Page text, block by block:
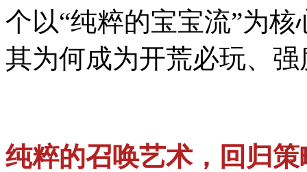
个以“纯粹的宝宝流”为
其为何成为开荒必玩、
纯粹的召唤艺术，回归策